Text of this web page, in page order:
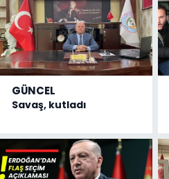
GÜNCEL
Savaş, kutladı